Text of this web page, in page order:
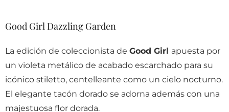
Good Girl Dazzling Garden
La edición de coleccionista de Good Girl apuesta por
un violeta metálico de acabado escarchado para su
icónico stiletto, centelleante como un cielo nocturno.
El elegante tacón dorado se adorna además con una
majestuosa flor dorada.